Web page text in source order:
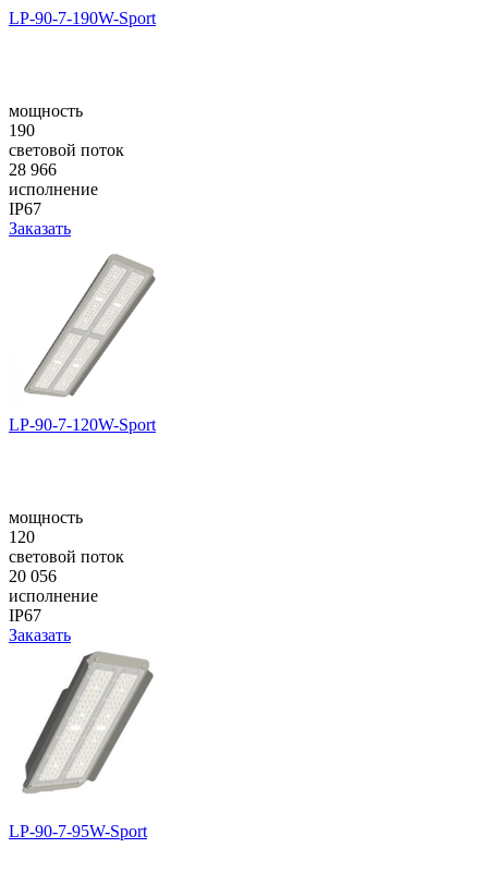
LP-90-7-190W-Sport
мощность
190
световой поток
28 966
исполнение
IP67
Заказать
LP-90-7-120W-Sport
мощность
120
световой поток
20 056
исполнение
IP67
Заказать
LP-90-7-95W-Sport